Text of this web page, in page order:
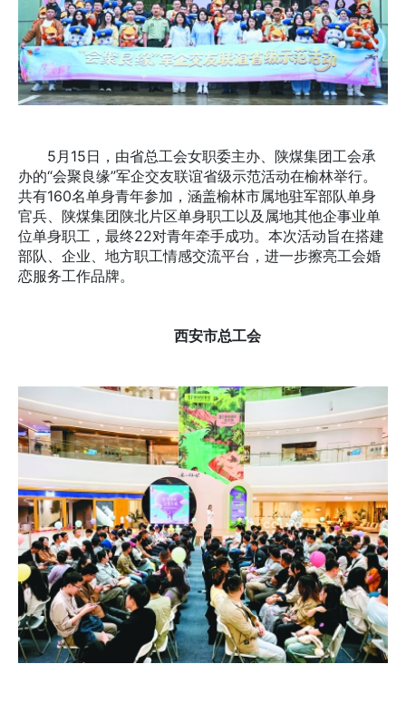
5月15日，由省总工会女职委主办、陕煤集团工会承
办的“会聚良缘”军企交友联谊省级示范活动在榆林举行。
共有160名单身青年参加，涵盖榆林市属地驻军部队单身
官兵、陕煤集团陕北片区单身职工以及属地其他企事业单
位单身职工，最终22对青年牵手成功。本次活动旨在搭建
部队、企业、地方职工情感交流平台，进一步擦亮工会婚
恋服务工作品牌。
西安市总工会